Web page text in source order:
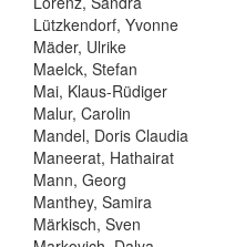
Lützkendorf, Yvonne
Mäder, Ulrike
Maelck, Stefan
Mai, Klaus-Rüdiger
Malur, Carolin
Mandel, Doris Claudia
Maneerat, Hathairat
Mann, Georg
Manthey, Samira
Märkisch, Sven